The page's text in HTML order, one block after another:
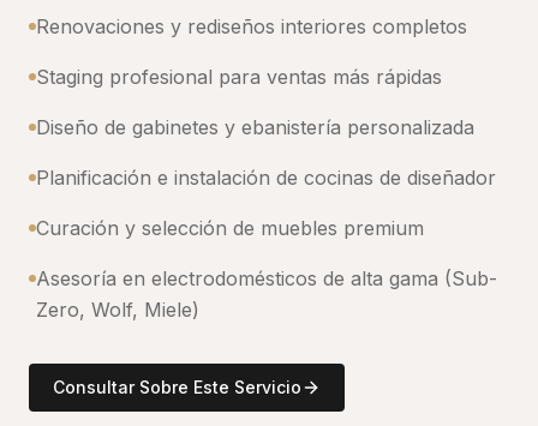
Renovaciones y rediseños interiores completos
Staging profesional para ventas más rápidas
Diseño de gabinetes y ebanistería personalizada
Planificación e instalación de cocinas de diseñador
Curación y selección de muebles premium
Asesoría en electrodomésticos de alta gama (Sub-
Zero, Wolf, Miele)
Consultar Sobre Este Servicio